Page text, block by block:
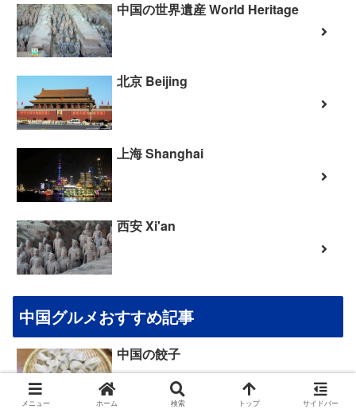
中国の世界遺産 World Heritage
北京 Beijing
上海 Shanghai
西安 Xi'an
中国グルメおすすめ記事
中国の餃子
メニュー ホーム 検索 トップ サイドバー